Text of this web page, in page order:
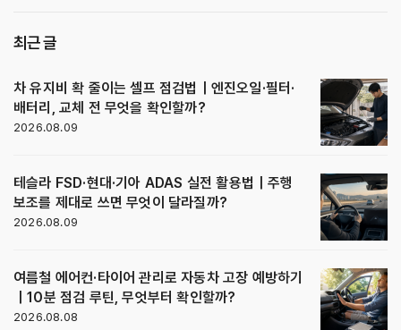
최근 글
차 유지비 확 줄이는 셀프 점검법｜엔진오일·필터·
배터리, 교체 전 무엇을 확인할까?
2026.08.09
테슬라 FSD·현대·기아 ADAS 실전 활용법｜주행
보조를 제대로 쓰면 무엇이 달라질까?
2026.08.09
여름철 에어컨·타이어 관리로 자동차 고장 예방하기
｜10분 점검 루틴, 무엇부터 확인할까?
2026.08.08